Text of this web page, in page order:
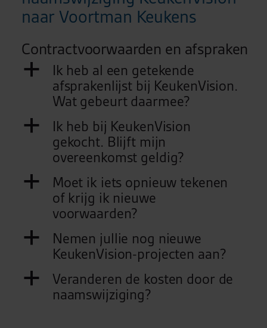
naar Voortman Keukens
Contractvoorwaarden en afspraken
a
Ik heb al een getekende
afsprakenlijst bij KeukenVision.
Wat gebeurt daarmee?
a
Ik heb bij KeukenVision
gekocht. Blijft mijn
overeenkomst geldig?
a
Moet ik iets opnieuw tekenen
of krijg ik nieuwe
voorwaarden?
a
Nemen jullie nog nieuwe
KeukenVision-projecten aan?
a
Veranderen de kosten door de
naamswijziging?